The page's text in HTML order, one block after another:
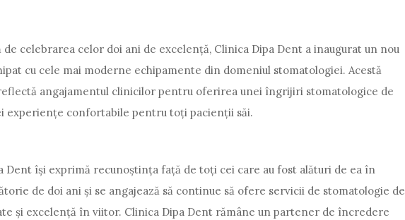
de celebrarea celor doi ani de excelență, Clinica Dipa Dent a inaugurat un nou
cu cele mai moderne echipamente din domeniul stomatologiei. Acestă
angajamentul clinicilor pentru oferirea unei îngrijiri stomatologice de
experiențe confortabile pentru toți pacienții săi.
Dent își exprimă recunoștința față de toți cei care au fost alături de ea în
de doi ani și se angajează să continue să ofere servicii de stomatologie de
și excelență în viitor. Clinica Dipa Dent rămâne un partener de încredere